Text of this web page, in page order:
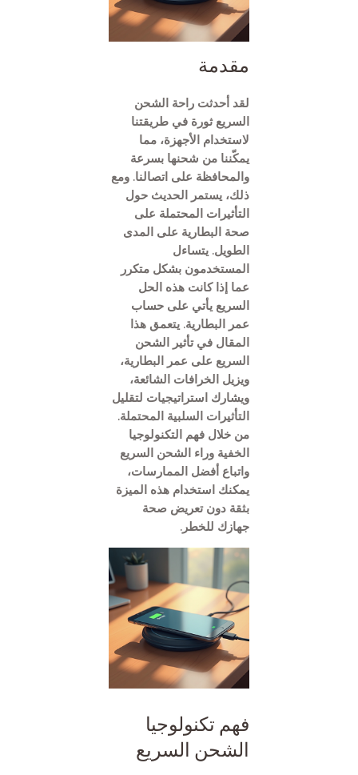
مقدمة
لقد أحدثت راحة الشحن
السريع ثورة في طريقتنا
لاستخدام الأجهزة، مما
يمكّننا من شحنها بسرعة
والمحافظة على اتصالنا. ومع
ذلك، يستمر الحديث حول
التأثيرات المحتملة على
صحة البطارية على المدى
الطويل. يتساءل
المستخدمون بشكل متكرر
عما إذا كانت هذه الحل
السريع يأتي على حساب
عمر البطارية. يتعمق هذا
المقال في تأثير الشحن
السريع على عمر البطارية،
ويزيل الخرافات الشائعة،
ويشارك استراتيجيات لتقليل
التأثيرات السلبية المحتملة.
من خلال فهم التكنولوجيا
الخفية وراء الشحن السريع
واتباع أفضل الممارسات،
يمكنك استخدام هذه الميزة
بثقة دون تعريض صحة
جهازك للخطر.
فهم تكنولوجيا
الشحن السريع